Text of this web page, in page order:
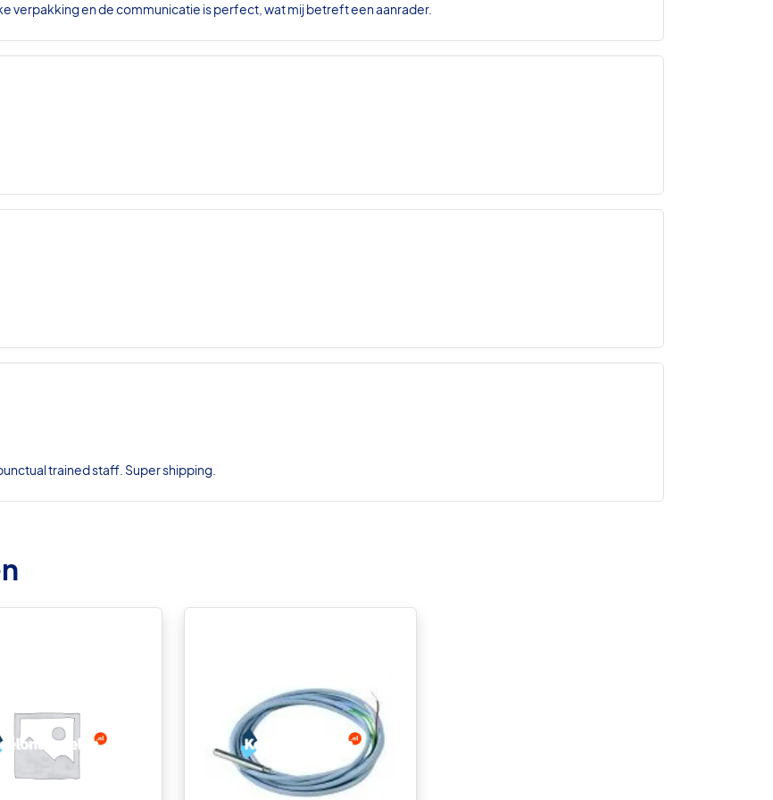
verpakking en de communicatie is perfect, wat mij betreft een aanrader.
trained staff. Super shipping.